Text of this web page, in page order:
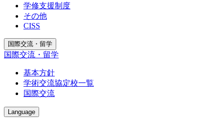
学修支援制度
その他
CISS
国際交流・留学
国際交流・留学
基本方針
学術交流協定校一覧
国際交流
Language